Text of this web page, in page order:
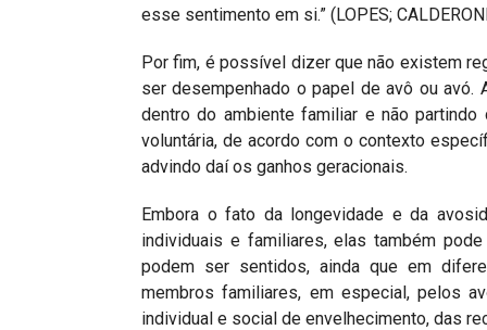
esse sentimento em si.” (LOPES;
Por fim, é possível dizer que não existem
ser desempenhado o papel de avô ou
dentro do ambiente familiar e não
voluntária, de acordo com o contexto
advindo daí os ganhos geracionais.
Embora o fato da longevidade e da
individuais e familiares, elas também
podem ser sentidos, ainda que em
membros familiares, em especial, pelos
individual e social de envelhecimento, das